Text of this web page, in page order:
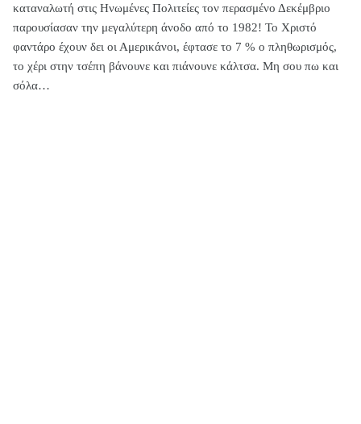
καταναλωτή στις Ηνωμένες Πολιτείες τον περασμένο Δεκέμβριο
παρουσίασαν την μεγαλύτερη άνοδο από το 1982! Το Χριστό
φαντάρο έχουν δει οι Αμερικάνοι, έφτασε το 7 % ο πληθωρισμός,
το χέρι στην τσέπη βάνουνε και πιάνουνε κάλτσα. Μη σου πω και
σόλα…